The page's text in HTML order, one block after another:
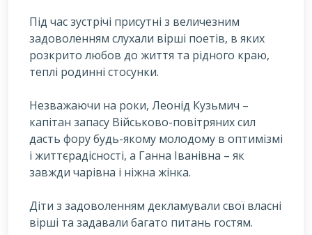
Під час зустрічі присутні з величезним
задоволенням слухали вірші поетів, в яких
розкрито любов до життя та рідного краю,
теплі родинні стосунки.
Незважаючи на роки, Леонід Кузьмич –
капітан запасу Військово-повітряних сил
дасть фору будь-якому молодому в оптимізмі
і життєрадісності, а Ганна Іванівна – як
завжди чарівна і ніжна жінка.
Діти з задоволенням декламували свої власні
вірші та задавали багато питань гостям.